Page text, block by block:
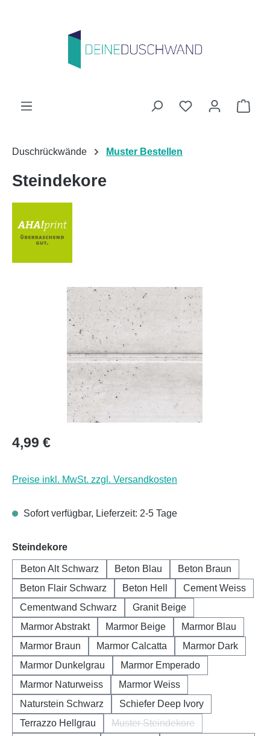
Du hast 0
Duschrückwände Muster Bestellen
Steindekore
Regulärer Preis:
4,99 €
Preise inkl. MwSt. zzgl. Versandkosten
Sofort verfügbar, Lieferzeit: 2-5 Tage
Steindekoreauswählen
Beton Alt Schwarz Beton Blau
Beton Braun
Beton Flair Schwarz
Beton Hell
Cement Weiss
Cementwand Schwarz
Granit Beige
Marmor Abstrakt
Marmor Beige
Marmor Blau
Marmor Braun
Marmor Calcatta
Marmor Dark
Marmor Dunkelgrau
Marmor Emperado
Marmor Naturweiss
Marmor Weiss
Naturstein Schwarz
Schiefer Deep Ivory
Terrazzo Hellgrau
Muster Steindekore
(Diese Option ist zurzeit nicht